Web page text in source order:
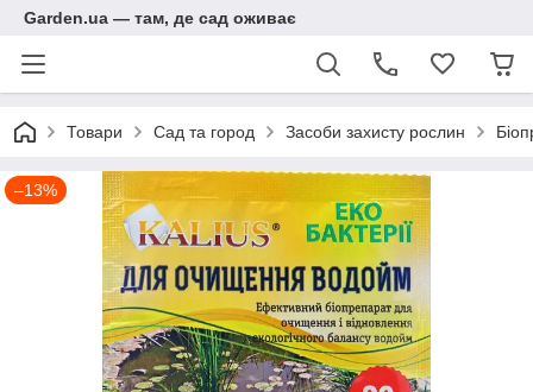
Garden.ua — там, де сад оживає
Товари Сад та город Засоби захисту рослин
–13%